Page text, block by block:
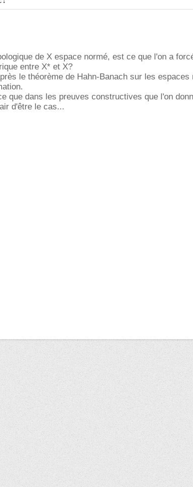
de X espace normé, est ce que l'on a
entre X* et X?
le théorème de Hahn-Banach sur les espaces
que dans les preuves constructives que l'on
d'être le cas...